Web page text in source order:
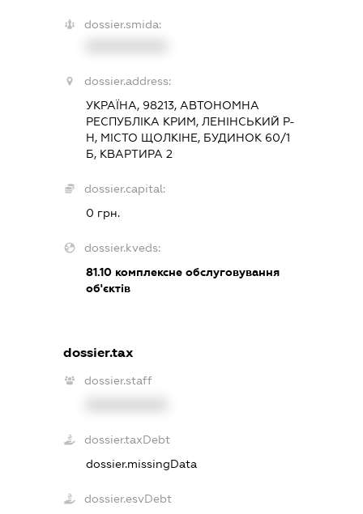
dossier.smida:
dossier.address:
УКРАЇНА, 98213, АВТОНОМНА
РЕСПУБЛІКА КРИМ, ЛЕНІНСЬКИЙ Р-
Н, МІСТО ЩОЛКІНЕ, БУДИНОК 60/1
Б, КВАРТИРА 2
dossier.capital:
0 грн.
dossier.kveds:
81.10 комплексне обслуговування
об'єктів
dossier.tax
dossier.staff
dossier.taxDebt
dossier.missingData
dossier.esvDebt